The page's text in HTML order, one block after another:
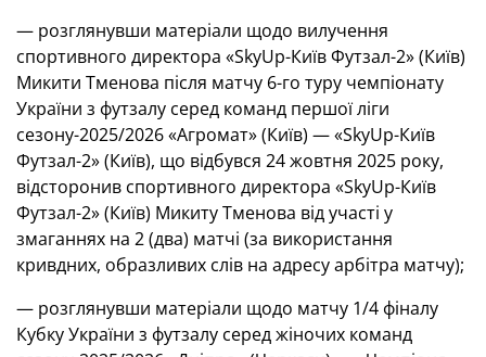
— розглянувши матеріали щодо вилучення
спортивного директора «SkyUp-Київ Футзал-2» (Київ)
Микити Тменова після матчу 6-го туру чемпіонату
України з футзалу серед команд першої ліги
сезону-2025/2026 «Агромат» (Київ) — «SkyUp-Київ
Футзал-2» (Київ), що відбувся 24 жовтня 2025 року,
відсторонив спортивного директора «SkyUp-Київ
Футзал-2» (Київ) Микиту Тменова від участі у
змаганнях на 2 (два) матчі (за використання
кривдних, образливих слів на адресу арбітра матчу);
— розглянувши матеріали щодо матчу 1/4 фіналу
Кубку України з футзалу серед жіночих команд